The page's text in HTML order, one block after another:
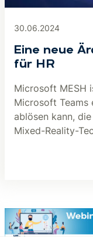
30.06.2024
Eine neue
für HR
Microsoft MESH
Microsoft
ablösen kann,
Mixed-Reality-